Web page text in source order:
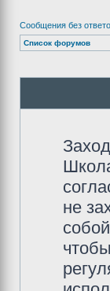
Сообщения без
Список форумов
не